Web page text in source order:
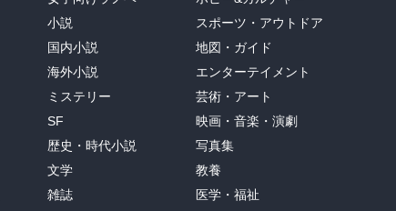
小説
国内小説
海外小説
ミステリー
SF
歴史・時代小説
文学
雑誌
スポーツ・アウトドア
地図・ガイド
エンターテイメント
芸術・アート
映画・音楽・演劇
写真集
教養
医学・福祉